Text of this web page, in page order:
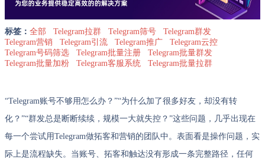
标签： 全部 Telegram拉群 Telegram筛号
Telegram群发
Telegram营销
Telegram引流 Telegram推广
Telegram云控
Telegram号码筛选
Telegram批量注册
Telegram批量群发
Telegram批量加粉
Telegram客服系统 Telegram批量拉群
“Telegram账号不够用怎么办？”“为什么加了很多好友，却没有转
化？”“群发总是断断续续，规模一大就失控？”这些问题，几乎出现在
每一个尝试用Telegram做拓客和营销的团队中。表面看是操作问题，实
际上是流程缺失。当账号、拓客和触达没有形成一条完整路径，任何